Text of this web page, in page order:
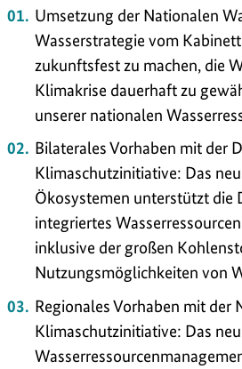
Umsetzung der Nationalen
Wasserstrategie vom
zukunftsfest zu machen, die
Klimakrise dauerhaft zu
unserer nationalen
Bilaterales Vorhaben mit der
Klimaschutzinitiative: Das
Ökosystemen unterstützt die
integriertes
inklusive der großen
Nutzungsmöglichkeiten von
Regionales Vorhaben mit
Klimaschutzinitiative: Das